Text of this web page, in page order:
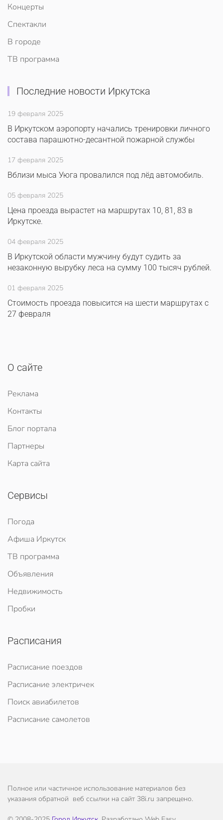
Концерты
Спектакли
В городе
ТВ программа
Последние новости Иркутска
19 февраля 2025
В Иркутском аэропорту начались тренировки личного
состава парашютно-десантной пожарной службы
17 февраля 2025
Вблизи мыса Уюга провалился под лёд автомобиль.
05 февраля 2025
Цена проезда вырастет на маршрутах 10, 81, 83 в
Иркутске.
04 февраля 2025
В Иркутской области мужчину будут судить за
незаконную вырубку леса на сумму 100 тысяч рублей.
01 февраля 2025
Стоимость проезда повысится на шести маршрутах с
27 февраля
О сайте
Реклама
Контакты
Блог портала
Партнеры
Карта сайта
Сервисы
Погода
Афиша Иркутск
ТВ программа
Объявления
Недвижимость
Пробки
Расписания
Расписание поездов
Расписание электричек
Поиск авиабилетов
Расписание самолетов
Полное или частичное использование материалов без
указания обратной веб ссылки на сайт 38i.ru запрещено.